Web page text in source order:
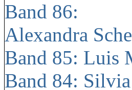
Band 86:
Alexandra
Band 85: Luis
Band 84: